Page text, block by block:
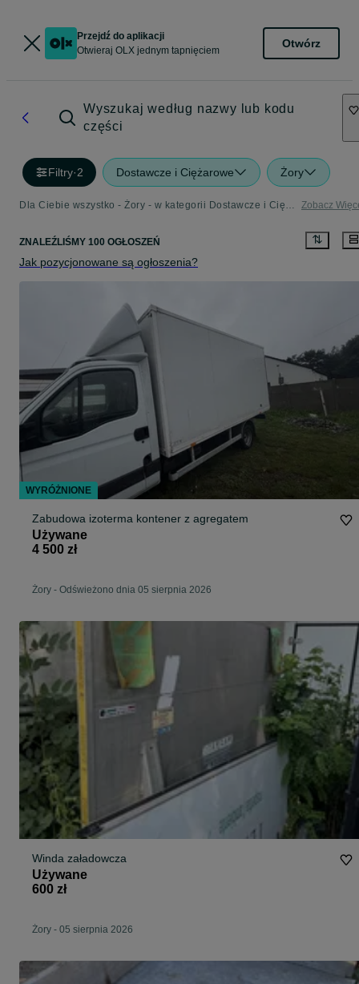
Przejdź do aplikacji
Otwieraj OLX jednym tapnięciem
Otwórz
Wyszukaj według nazwy lub kodu
części
Filtry·2 Dostawcze i Ciężarowe Żory
Dla Ciebie wszystko - Żory - w kategorii Dostawcze i Ciężarowe Zobacz
ZNALEŹLIŚMY 100 OGŁOSZEŃ
Jak pozycjonowane są ogłoszenia?
Zabudowa izoterma kontener z agregatem
Używane
4 500 zł
Żory - Odświeżono dnia 05 sierpnia 2026
Winda załadowcza
Używane
600 zł
Żory - 05 sierpnia 2026
WYRÓŻNIONE